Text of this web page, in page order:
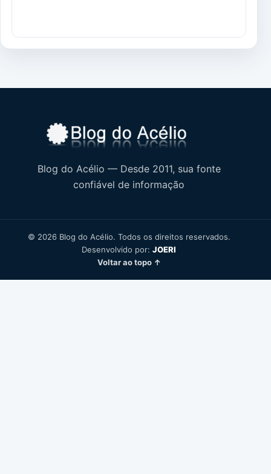
Blog do Acélio — Desde 2011, sua fonte
confiável de informação
© 2026 Blog do Acélio. Todos os direitos reservados.
Desenvolvido por: JOERI
Voltar ao topo ↑